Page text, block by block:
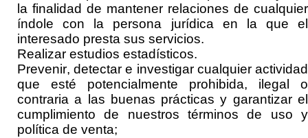
la finalidad de mantener relaciones de cualquier
índole con la persona jurídica en la que el
interesado presta sus servicios.
Realizar estudios estadísticos.
Prevenir, detectar e investigar cualquier actividad
que esté potencialmente prohibida, ilegal o
contraria a las buenas prácticas y garantizar el
cumplimiento de nuestros términos de uso y
política de venta;